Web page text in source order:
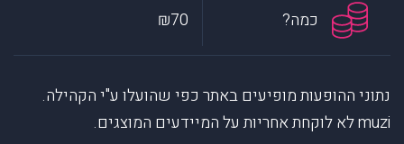
כמה? ₪70
נתוני ההופעות מופיעים באתר כפי שהועלו ע"י הקהילה.
muzi לא לוקחת אחריות על המיידעים המוצגים.